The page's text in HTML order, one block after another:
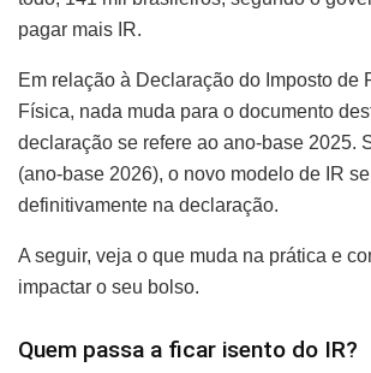
pagar mais IR.
Em relação à Declaração do Imposto de
Física, nada muda para o documento
declaração se refere ao ano-base 2025.
(ano-base 2026), o novo modelo de IR
definitivamente na declaração.
A seguir, veja o que muda na prática e
impactar o seu bolso.
Quem passa a ficar isento do IR?